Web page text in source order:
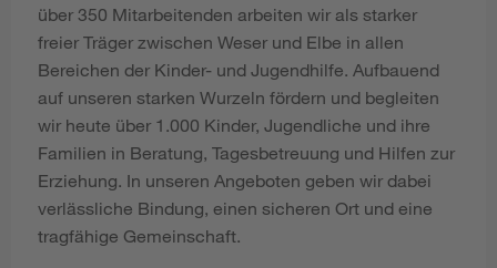
über 350 Mitarbeitenden arbeiten wir als starker
freier Träger zwischen Weser und Elbe in allen
Bereichen der Kinder- und Jugendhilfe. Aufbauend
auf unseren starken Wurzeln fördern und begleiten
wir heute über 1.000 Kinder, Jugendliche und ihre
Familien in Beratung, Tagesbetreuung und Hilfen zur
Erziehung. In unseren Angeboten geben wir dabei
verlässliche Bindung, einen sicheren Ort und eine
tragfähige Gemeinschaft.